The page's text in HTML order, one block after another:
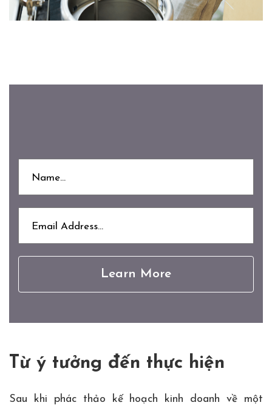
Từ ý tưởng đến thực hiện
Sau khi phác thảo kế hoạch kinh doanh về một